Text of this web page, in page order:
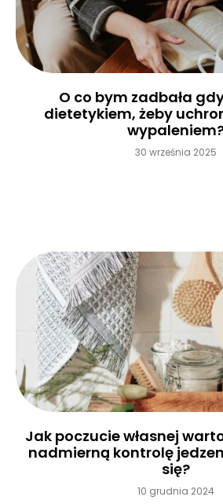
O co bym zadbała
dietetykiem, żeby
30 września 2025
Jak poczucie własnej
nadmierną kontrolę
się?
10 grudnia 2024